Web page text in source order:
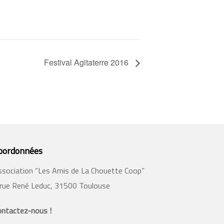
Festival Agitaterre 2016
“Les Amis de La Chouette Coop”
René Leduc, 31500 Toulouse
nous !